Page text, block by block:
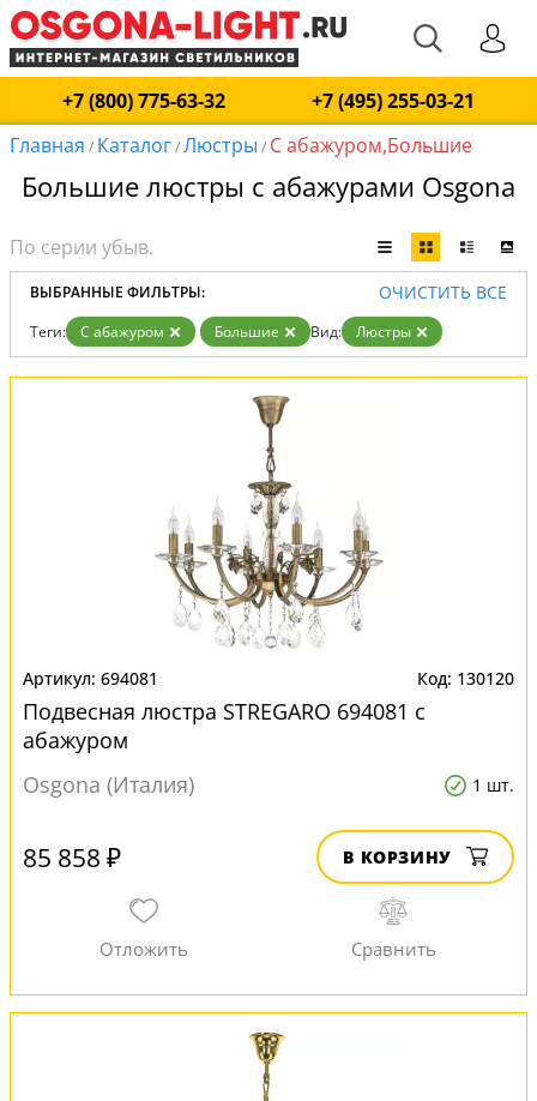
+7 (800) 775-63-32
+7 (495) 255-03-21
Главная / Каталог/Люстры / С абажуром,Большие
Большие люстры с абажурами Osgona
ВЫБРАННЫЕ ФИЛЬТРЫ: ОЧИСТИТЬ ВСЕ
Теги: С абажуром Большие Вид: Люстры
694081 130120
Подвесная люстра STREGARO 694081 с
абажуром
Osgona (Италия)
1 шт.
85 858 ₽ В КОРЗИНУ